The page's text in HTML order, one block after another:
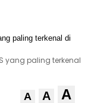
yang paling terkenal
A A A